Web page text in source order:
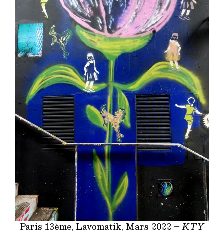
Paris 13ème, Lavomatik, Mars 2022 –KTY